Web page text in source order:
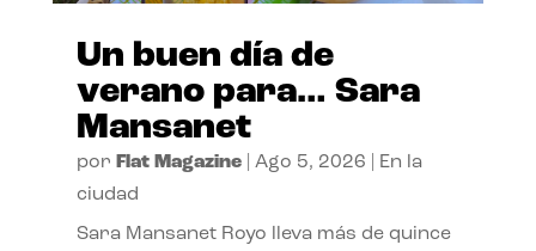
Un buen día de
verano para… Sara
Mansanet
por Flat Magazine| Ago 5, 2026
En la
ciudad
Sara Mansanet Royo lleva más de quince